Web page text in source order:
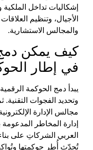
إشكاليات تداخل الملكية
الأجيال، وتنظيم
والمجالس الاستشارية.
كيف يمكن
في إطار
يبدأ دمج الحوكمة
وتحديد الفجوات التقنية.
مجالس الإدارة
إدارة المخاطر
العربي الشركاتِ على
تُحدّث أُطر حوكمتها